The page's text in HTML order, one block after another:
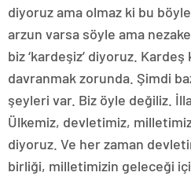
diyoruz ama olmaz ki bu
arzun varsa söyle ama
biz ‘kardeşiz’ diyoruz.
davranmak zorunda. Şimdi
şeyleri var. Biz öyle değiliz.
Ülkemiz, devletimiz,
diyoruz. Ve her zaman
birliği, milletimizin geleceği